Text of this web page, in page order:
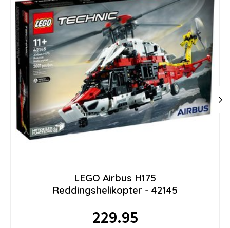
LEGO Airbus H175
Reddingshelikopter - 42145
229.95